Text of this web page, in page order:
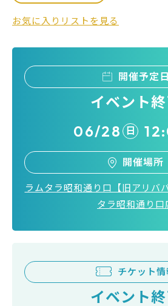
お気に入りリストを見る
開催予定日
イベント終
06/28 日
開催場所
ラムタラ昭和通り口【旧アリバ
タラ昭和通り口
チケット情
イベント終